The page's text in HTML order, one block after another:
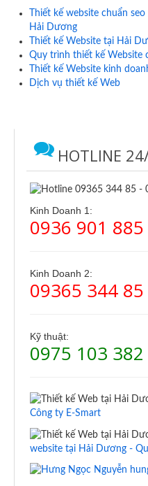
Thiết kế website chuẩn
Hải Dương
Thiết kế Website tại Hải
Quy trình thiết kế Website
Thiết kế Website kinh
Dịch vụ thiết kế Web
HOTLINE
Kinh Doanh 1:
0936 901 885
Kinh Doanh 2:
09365 344 85
Kỹ thuật:
0975 103 382
Công ty E-Smart
website tại Hải Dương -